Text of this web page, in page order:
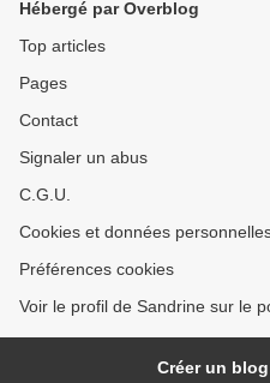
Hébergé par Overblog
Top articles
Pages
Contact
Signaler un abus
C.G.U.
Cookies et données
Préférences cookies
Voir le profil de Sandrine sur le
Créer un